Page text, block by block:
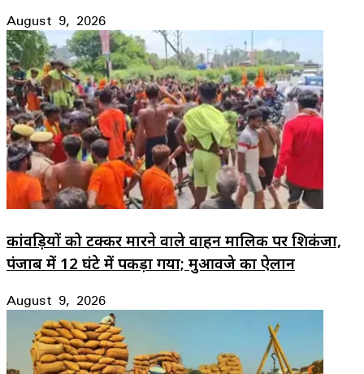
August 9, 2026
कांवड़ियों को टक्कर मारने वाले वाहन मालिक पर शिकंजा,
पंजाब में 12 घंटे में पकड़ा गया; मुआवजे का ऐलान
August 9, 2026